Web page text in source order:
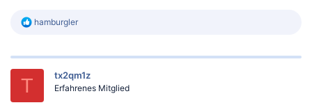
R
k
hamburgler
T tx2qm1z
Erfahrenes Mitglied